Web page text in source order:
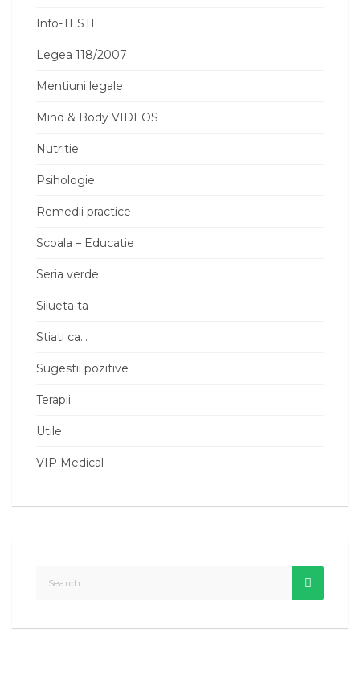
Info-TESTE
Legea 118/2007
Mentiuni legale
Mind & Body VIDEOS
Nutritie
Psihologie
Remedii practice
Scoala – Educatie
Seria verde
Silueta ta
Stiati ca…
Sugestii pozitive
Terapii
Utile
VIP Medical